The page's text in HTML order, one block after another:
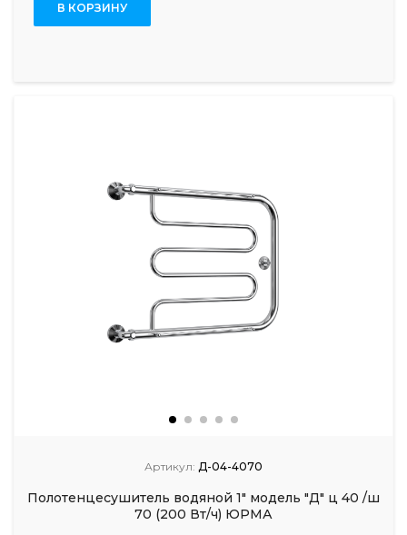
В КОРЗИНУ
Артикул: Д-04-4070
Полотенцесушитель водяной 1" модель "Д" ц 40 /ш
70 (200 Вт/ч) ЮРМА